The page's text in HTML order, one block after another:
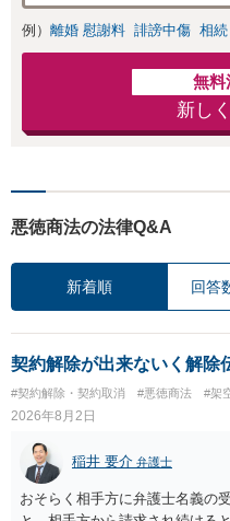
例） 離婚 慰謝料 誹謗中傷 相
無料
新し
悪徳商法の法律Q&A
新着順 回答
契約解除が出来ないく解除
#契約解除・契約取消 #悪徳商法 #架
2026年8月2日
稲井 要介 弁護士
おそらく相手方に弁護士名義の